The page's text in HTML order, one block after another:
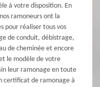
à votre disposition. En
ramoneurs ont la
pour réaliser tous vos
de conduit, débistrage,
de cheminée et encore
le modèle de votre
leur ramonage en toute
certificat de ramonage à